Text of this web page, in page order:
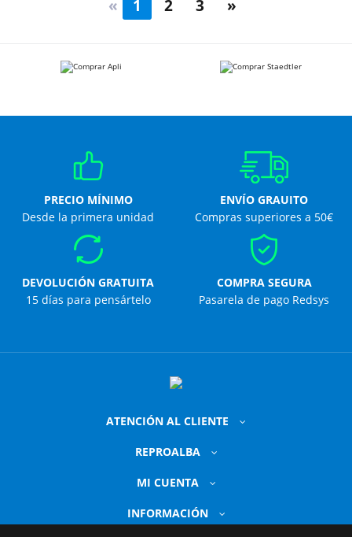
« 1 2 3 »
PRECIO MÍNIMO
Desde la primera unidad
ENVÍO GRAUITO
Compras superiores a 50€
DEVOLUCIÓN GRATUITA
15 días para pensártelo
COMPRA SEGURA
Pasarela de pago Redsys
ATENCIÓN AL CLIENTE
REPROALBA
MI CUENTA
INFORMACIÓN